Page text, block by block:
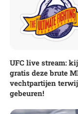
UFC live stream:
gratis deze brute
vechtpartijen
gebeuren!